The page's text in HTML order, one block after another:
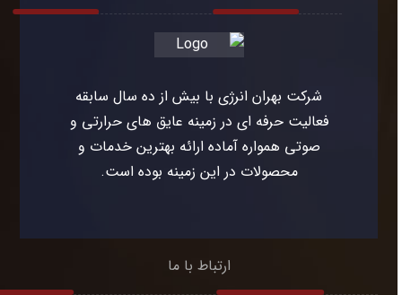
شرکت بهران انرژی با بیش از ده سال سابقه
فعالیت حرفه ای در زمینه عایق های حرارتی و
صوتی همواره آماده ارائه بهترین خدمات و
محصولات در این زمینه بوده است.
ارتباط با ما